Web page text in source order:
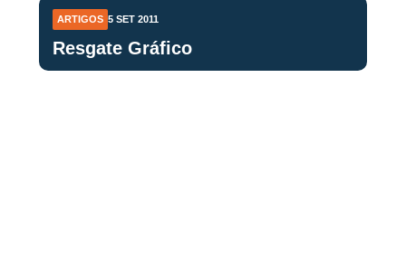
ARTIGOS 5 SET 2011
Resgate Gráfico